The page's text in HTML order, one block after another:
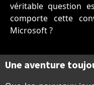
véritable question
comporte cette
Microsoft ?
Une aventure